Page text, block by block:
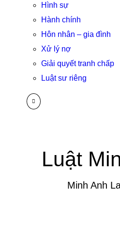
Hình sự
Hành chính
Hôn nhân – gia đình
Xử lý nợ
Giải quyết tranh chấp
Luật sư riêng
Luật
Minh Anh